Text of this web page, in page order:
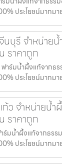
ประโยชน์มากมา
นบุรี จำหน่าย
ราคาถูก
าร์มน้ำผึ้งแท้จากธ
ประโยชน์มากมา
ก้ว จำหน่ายน้
ราคาถูก
ร์มน้ำผึ้งแท้จากธรร
ประโยชน์มากมา